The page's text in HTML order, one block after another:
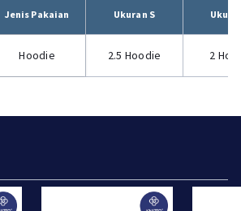
Jenis Pakaian Ukuran S
Hoodie 2.5 Hoodie 2